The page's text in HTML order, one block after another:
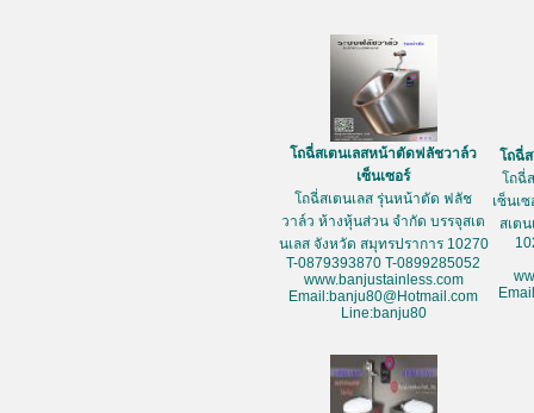
โถฉี่สเตนเลสหน้าตัดฟลัชวาล์ว
เซ็นเซอร์
โถฉี่สเตนเลส รุ่นหน้าตัด ฟลัช
วาล์ว ห้างหุ้นส่วน จำกัด บรรจุสเต
นเลส จังหวัด สมุทรปราการ 10270
T-0879393870 T-0899285052
www.banjustainless.com
Email:banju80@Hotmail.com
Line:banju80
โถฉี่
โถฉี่
เซ็นเ
สเต